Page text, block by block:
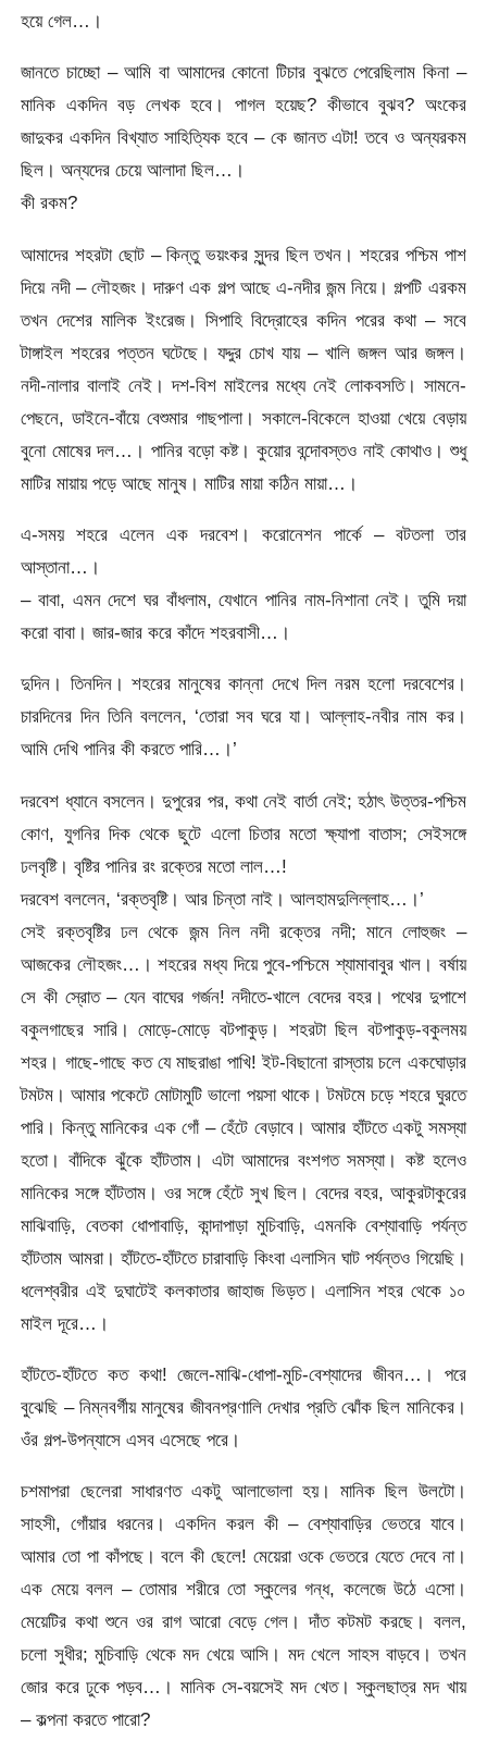
হয়ে গেল…।
জানতে চাচ্ছো – আমি বা আমাদের কোনো টিচার বুঝতে পেরেছিলাম কিনা –
মানিক একদিন বড় লেখক হবে। পাগল হয়েছ? কীভাবে বুঝব? অংকের
জাদুকর একদিন বিখ্যাত সাহিত্যিক হবে – কে জানত এটা! তবে ও অন্যরকম
ছিল। অন্যদের চেয়ে আলাদা ছিল…।
কী রকম?
আমাদের শহরটা ছোট – কিন্তু ভয়ংকর সুন্দর ছিল তখন। শহরের পশ্চিম পাশ
দিয়ে নদী – লৌহজং। দারুণ এক গল্প আছে এ-নদীর জন্ম নিয়ে। গল্পটি এরকম
তখন দেশের মালিক ইংরেজ। সিপাহি বিদ্রোহের কদিন পরের কথা – সবে
টাঙ্গাইল শহরের পত্তন ঘটেছে। যদ্দুর চোখ যায় – খালি জঙ্গল আর জঙ্গল।
নদী-নালার বালাই নেই। দশ-বিশ মাইলের মধ্যে নেই লোকবসতি। সামনে-
পেছনে, ডাইনে-বাঁয়ে বেশুমার গাছপালা। সকালে-বিকেলে হাওয়া খেয়ে বেড়ায়
বুনো মোষের দল…। পানির বড়ো কষ্ট। কুয়োর বন্দোবস্তও নাই কোথাও। শুধু
মাটির মায়ায় পড়ে আছে মানুষ। মাটির মায়া কঠিন মায়া…।
এ-সময় শহরে এলেন এক দরবেশ। করোনেশন পার্কে – বটতলা তার
আস্তানা…।
– বাবা, এমন দেশে ঘর বাঁধলাম, যেখানে পানির নাম-নিশানা নেই। তুমি দয়া
করো বাবা। জার-জার করে কাঁদে শহরবাসী…।
দুদিন। তিনদিন। শহরের মানুষের কান্না দেখে দিল নরম হলো দরবেশের।
চারদিনের দিন তিনি বললেন, ‘তোরা সব ঘরে যা। আল্লাহ-নবীর নাম কর।
আমি দেখি পানির কী করতে পারি…।’
দরবেশ ধ্যানে বসলেন। দুপুরের পর, কথা নেই বার্তা নেই; হঠাৎ উত্তর-পশ্চিম
কোণ, যুগনির দিক থেকে ছুটে এলো চিতার মতো ক্ষ্যাপা বাতাস; সেইসঙ্গে
ঢলবৃষ্টি। বৃষ্টির পানির রং রক্তের মতো লাল…!
দরবেশ বললেন, ‘রক্তবৃষ্টি। আর চিন্তা নাই। আলহামদুলিল্লাহ…।’
সেই রক্তবৃষ্টির ঢল থেকে জন্ম নিল নদী রক্তের নদী; মানে লোহুজং –
আজকের লৌহজং…। শহরের মধ্য দিয়ে পুবে-পশ্চিমে শ্যামাবাবুর খাল। বর্ষায়
সে কী স্রোত – যেন বাঘের গর্জন! নদীতে-খালে বেদের বহর। পথের দুপাশে
বকুলগাছের সারি। মোড়ে-মোড়ে বটপাকুড়। শহরটা ছিল বটপাকুড়-বকুলময়
শহর। গাছে-গাছে কত যে মাছরাঙা পাখি! ইট-বিছানো রাস্তায় চলে একঘোড়ার
টমটম। আমার পকেটে মোটামুটি ভালো পয়সা থাকে। টমটমে চড়ে শহরে ঘুরতে
পারি। কিন্তু মানিকের এক গোঁ – হেঁটে বেড়াবে। আমার হাঁটতে একটু সমস্যা
হতো। বাঁদিকে ঝুঁকে হাঁটতাম। এটা আমাদের বংশগত সমস্যা। কষ্ট হলেও
মানিকের সঙ্গে হাঁটতাম। ওর সঙ্গে হেঁটে সুখ ছিল। বেদের বহর, আকুরটাকুরের
মাঝিবাড়ি, বেতকা ধোপাবাড়ি, কান্দাপাড়া মুচিবাড়ি, এমনকি বেশ্যাবাড়ি পর্যন্ত
হাঁটতাম আমরা। হাঁটতে-হাঁটতে চারাবাড়ি কিংবা এলাসিন ঘাট পর্যন্তও গিয়েছি।
ধলেশ্বরীর এই দুঘাটেই কলকাতার জাহাজ ভিড়ত। এলাসিন শহর থেকে ১০
মাইল দূরে…।
হাঁটতে-হাঁটতে কত কথা! জেলে-মাঝি-ধোপা-মুচি-বেশ্যাদের জীবন…। পরে
বুঝেছি – নিম্নবর্গীয় মানুষের জীবনপ্রণালি দেখার প্রতি ঝোঁক ছিল মানিকের।
ওঁর গল্প-উপন্যাসে এসব এসেছে পরে।
চশমাপরা ছেলেরা সাধারণত একটু আলাভোলা হয়। মানিক ছিল উলটো।
সাহসী, গোঁয়ার ধরনের। একদিন করল কী – বেশ্যাবাড়ির ভেতরে যাবে।
আমার তো পা কাঁপছে। বলে কী ছেলে! মেয়েরা ওকে ভেতরে যেতে দেবে না।
এক মেয়ে বলল – তোমার শরীরে তো স্কুলের গন্ধ, কলেজে উঠে এসো।
মেয়েটির কথা শুনে ওর রাগ আরো বেড়ে গেল। দাঁত কটমট করছে। বলল,
চলো সুধীর; মুচিবাড়ি থেকে মদ খেয়ে আসি। মদ খেলে সাহস বাড়বে। তখন
জোর করে ঢুকে পড়ব…। মানিক সে-বয়সেই মদ খেত। স্কুলছাত্র মদ খায়
– কল্পনা করতে পারো?